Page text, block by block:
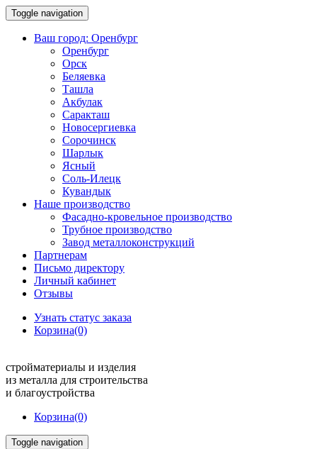
Toggle navigation
Ваш город: Оренбург
Оренбург
Орск
Беляевка
Ташла
Акбулак
Саракташ
Новосергиевка
Сорочинск
Шарлык
Ясный
Соль-Илецк
Кувандык
Наше производство
Фасадно-кровельное производство
Трубное производство
Завод металлоконструкций
Партнерам
Письмо директору
Личный кабинет
Отзывы
Узнать статус заказа
Корзина(0)
стройматериалы и изделия
из металла для строительства
и благоустройства
Корзина(0)
Toggle navigation